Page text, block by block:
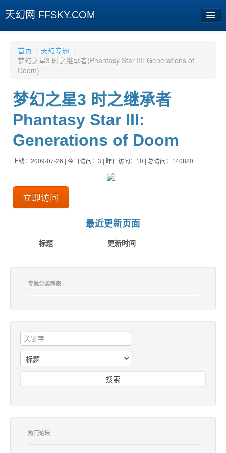
天幻网 FFSKY.COM
资讯
娱乐
旧版临时
首页 / 天幻专题 /
梦幻之星3 时之继承者(Phantasy Star III: Generations of
Doom)
梦幻之星3 时之继承者
Phantasy Star III:
Generations of Doom
上线：2009-07-26 | 今日访问：3 | 昨日访问：10 | 总访问：140820
立即访问
最近更新页面
标题
更新时间
专题分类列表
搜索
热门论坛